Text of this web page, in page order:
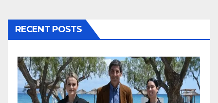
RECENT POSTS